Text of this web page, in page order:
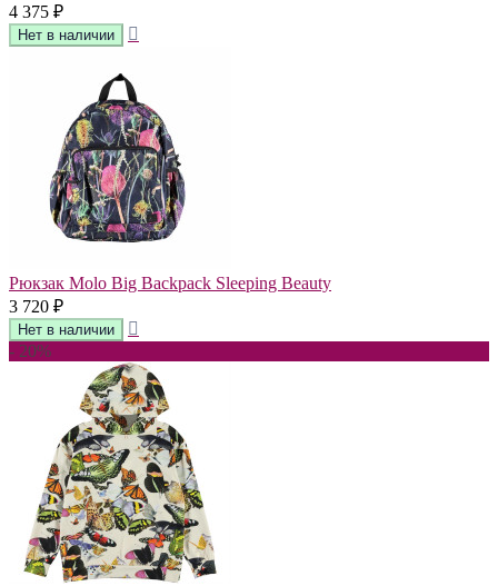
4 375 ₽
Рюкзак Molo Big Backpack Sleeping Beauty
3 720 ₽
- 20%